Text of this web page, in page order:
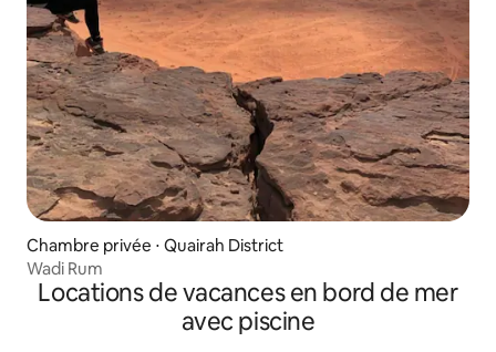
Chambre privée ⋅ Quairah District
Wadi Rum
Locations de vacances en bord de mer
avec piscine